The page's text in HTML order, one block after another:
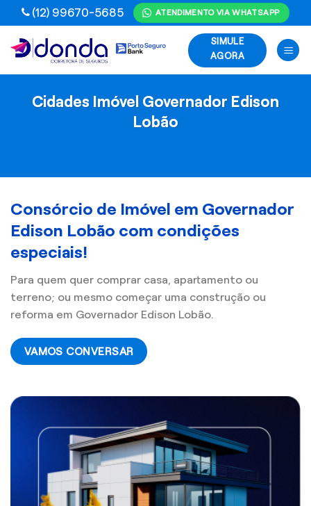
Skip
to
content
(12) 99670-5685 ATENDIMENTO VIA WHATSAPP
SIMULE
AGORA
Cidades Imóvel Governador Edison
Lobão
Consórcio de Imóvel em Governador
Edison Lobão com condições
especiais!
Para quem quer comprar casa, apartamento ou
terreno; ou mesmo começar uma construção ou
reforma em Governador Edison Lobão.
VAMOS CONVERSAR